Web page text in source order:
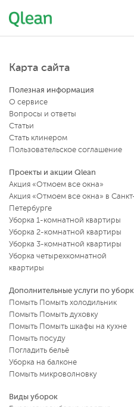
Карта сайта
Полезная информация
О сервисе
Вопросы и ответы
Статьи
Стать клинером
Пользовательское соглашение
Проекты и акции Qlean
Акция «Отмоем все окна»
Акция «Отмоем все окна» в
Петербурге
Уборка 1-комнатной квартиры
Уборка 2-комнатной квартиры
Уборка 3-комнатной квартиры
Уборка четырехкомнатной
квартиры
Дополнительные услуги по
Помыть Помыть холодильник
Помыть Помыть духовку
Помыть Помыть шкафы на кухне
Помыть посуду
Погладить бельё
Уборка на балконе
Помыть микроволновку
Виды уборок